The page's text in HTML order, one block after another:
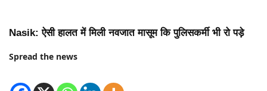
Nasik: ऐसी हालत में मिली नवजात मासूम कि पुलिसकर्मी भी रो पड़े
Spread the news